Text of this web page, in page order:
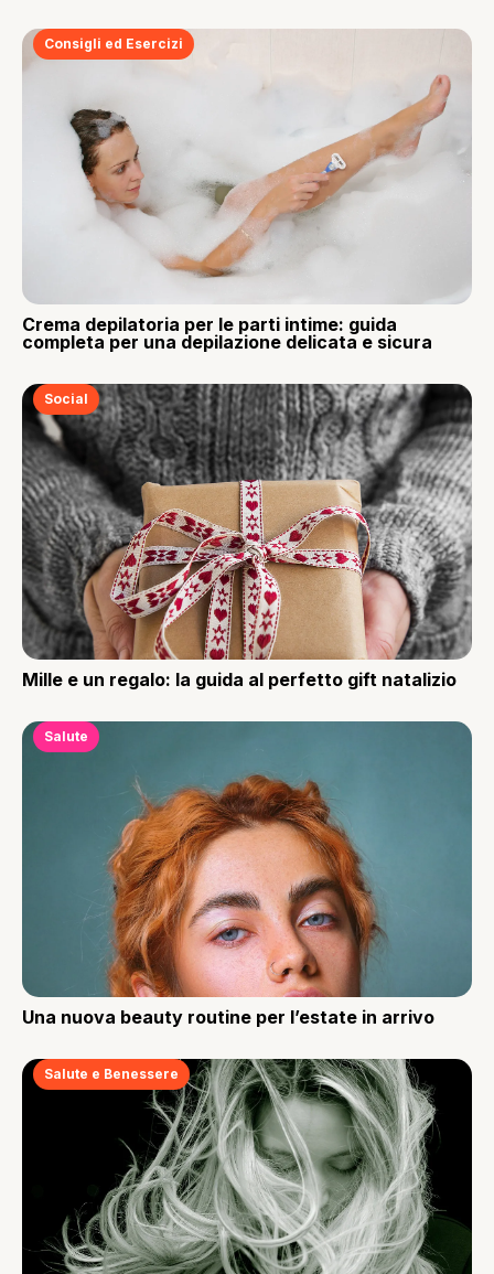
Consigli ed Esercizi
Crema depilatoria per le parti intime: guida
completa per una depilazione delicata e sicura
Social
Mille e un regalo: la guida al perfetto gift natalizio
Salute
Una nuova beauty routine per l’estate in arrivo
Salute e Benessere